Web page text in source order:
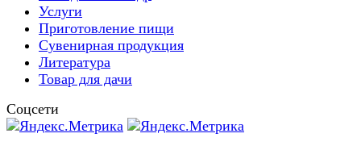
Услуги
Приготовление пищи
Сувенирная продукция
Литература
Товар для дачи
Соцсети